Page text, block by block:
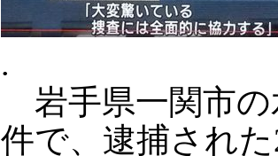
.
岩手県一関市の
件で、逮捕され